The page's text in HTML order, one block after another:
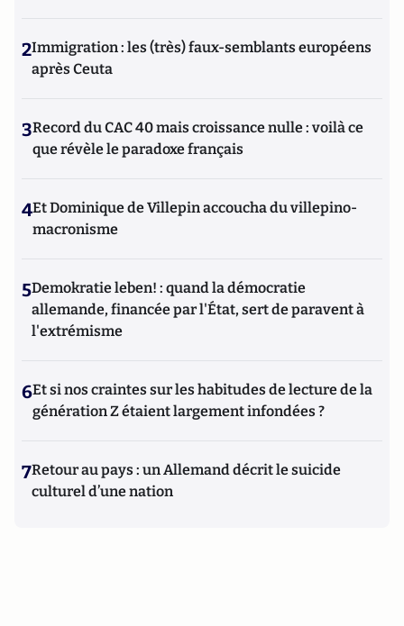
2Immigration : les (très) faux-semblants européens
après Ceuta
3Record du CAC 40 mais croissance nulle : voilà ce
que révèle le paradoxe français
4Et Dominique de Villepin accoucha du villepino-
macronisme
5Demokratie leben! : quand la démocratie
allemande, financée par l'État, sert de paravent à
l'extrémisme
6Et si nos craintes sur les habitudes de lecture de la
génération Z étaient largement infondées ?
7Retour au pays : un Allemand décrit le suicide
culturel d’une nation